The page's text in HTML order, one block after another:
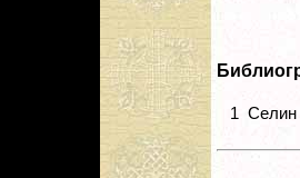
1 Селин